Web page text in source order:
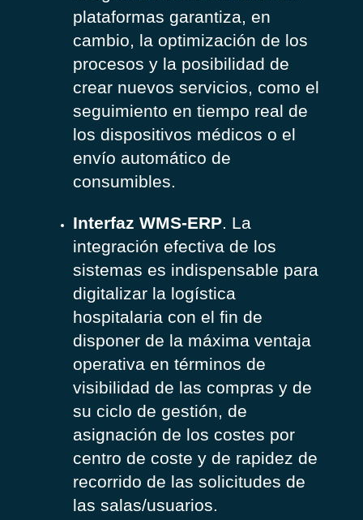
plataformas garantiza, en
cambio, la optimización de los
procesos y la posibilidad de
crear nuevos servicios, como el
seguimiento en tiempo real de
los dispositivos médicos o el
envío automático de
consumibles.
Interfaz WMS-ERP. La
integración efectiva de los
sistemas es indispensable para
digitalizar la logística
hospitalaria con el fin de
disponer de la máxima ventaja
operativa en términos de
visibilidad de las compras y de
su ciclo de gestión, de
asignación de los costes por
centro de coste y de rapidez de
recorrido de las solicitudes de
las salas/usuarios.